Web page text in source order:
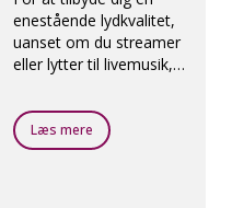
enestående lydkvalitet,
uanset om du streamer
eller lytter til livemusik,
dedikeret program
kaldet Oticon MyMusic.
Læs mere